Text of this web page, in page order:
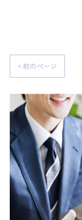
< 前のページ
#宮崎 #